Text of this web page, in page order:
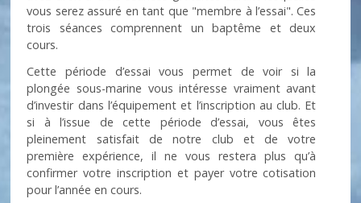
vous serez assuré en tant que "membre à l’essai". Ces
trois séances comprennent un baptême et deux
cours.
Cette période d’essai vous permet de voir si la
plongée sous-marine vous intéresse vraiment avant
d’investir dans l’équipement et l’inscription au club. Et
si à l’issue de cette période d’essai, vous êtes
pleinement satisfait de notre club et de votre
première expérience, il ne vous restera plus qu’à
confirmer votre inscription et payer votre cotisation
pour l’année en cours.